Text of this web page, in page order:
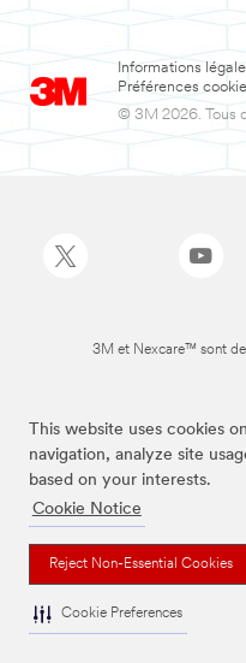
This website uses cookies
navigation, analyze site
based on your interests.
Cookie Notice
Reject Non-Essential Cookies
Cookie Preferences
Informations
Préférences
© 3M 2026. Tous
3M et Nexcare™ sont